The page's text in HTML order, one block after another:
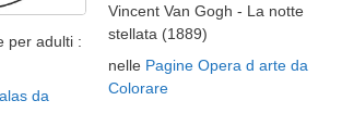
per adulti :
da
Vincent Van Gogh - La notte
stellata (1889)
nelle Pagine Opera d arte da
Colorare